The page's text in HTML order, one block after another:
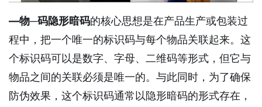
—物─码隐形暗码的核心思想是在产品生产或包装过
程中，把一个唯一的标识码与每个物品关联起来。这
个标识码可以是数字、字母、二维码等形式，但它与
物品之间的关联必须是唯一的。与此同时，为了确保
防伪效果，这个标识码通常以隐形暗码的形式存在，